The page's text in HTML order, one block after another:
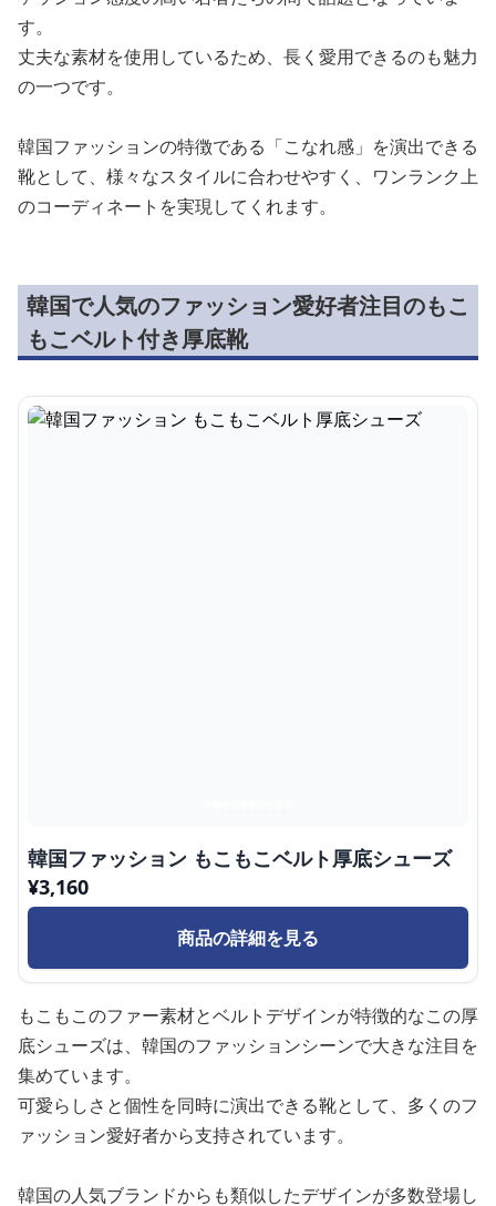
す。
丈夫な素材を使用しているため、長く愛用できるのも魅力
の一つです。
韓国ファッションの特徴である「こなれ感」を演出できる
靴として、様々なスタイルに合わせやすく、ワンランク上
のコーディネートを実現してくれます。
韓国で人気のファッション愛好者注目のもこ
もこベルト付き厚底靴
韓国ファッション もこもこベルト厚底シューズ
¥3,160
商品の詳細を見る
もこもこのファー素材とベルトデザインが特徴的なこの厚
底シューズは、韓国のファッションシーンで大きな注目を
集めています。
可愛らしさと個性を同時に演出できる靴として、多くのフ
ァッション愛好者から支持されています。
韓国の人気ブランドからも類似したデザインが多数登場し